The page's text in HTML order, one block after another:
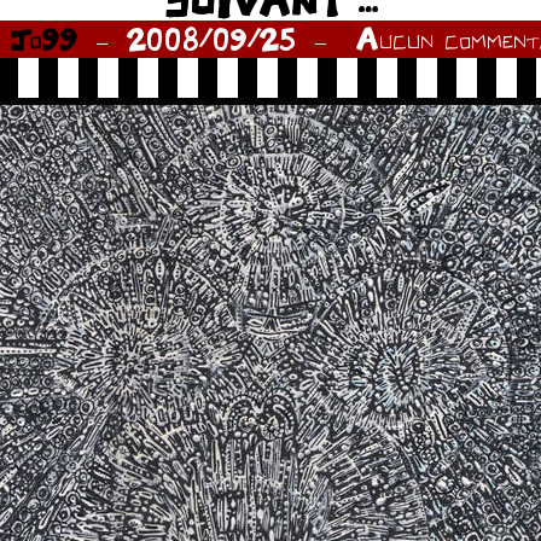
Jo99 2008/09/25 Aucun